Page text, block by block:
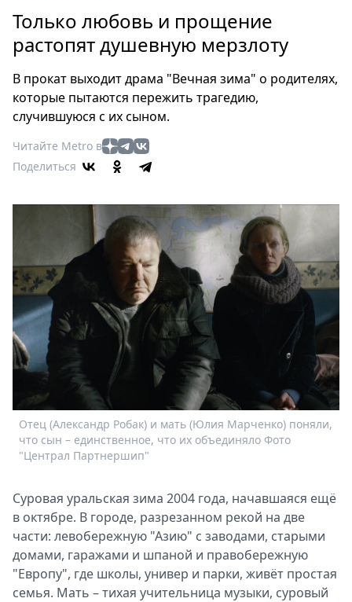
Россия
Мир
Еда
Туризм
Театр
Кино
Книги
Выставки
релизы
Metro
Стримы
Спецпроекты
Звезды
Выборы
2026
Скачай
Metro
Только любовь и прощение
растопят душевную мерзлоту
В прокат выходит драма "Вечная зима" о родителях,
которые пытаются пережить трагедию,
случившуюся с их сыном.
Читайте Metro в
Поделиться
Отец (Александр Робак) и мать (Юлия Марченко) поняли,
что сын – единственное, что их объединяло Фото
"Централ Партнершип"
Суровая уральская зима 2004 года, начавшаяся ещё
в октябре. В городе, разрезанном рекой на две
части: левобережную "Азию" с заводами, старыми
домами, гаражами и шпаной и правобережную
"Европу", где школы, универ и парки, живёт простая
семья. Мать – тихая учительница музыки, суровый